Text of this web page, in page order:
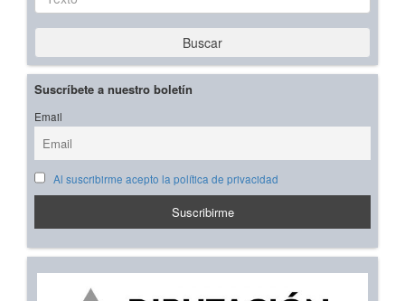
Buscar
Suscríbete a nuestro boletín
Email
Al suscribirme acepto la política de privacidad